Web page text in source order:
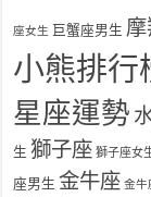
座女生 巨蟹座男生
小熊排行
星座運勢
生 獅子座 獅子座女
座男生 金牛座 金牛